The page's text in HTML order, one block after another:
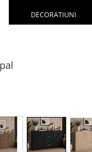
DECORATIUNI